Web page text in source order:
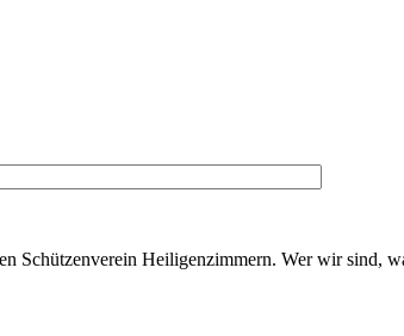
Schützenverein Heiligenzimmern. Wer wir sind,